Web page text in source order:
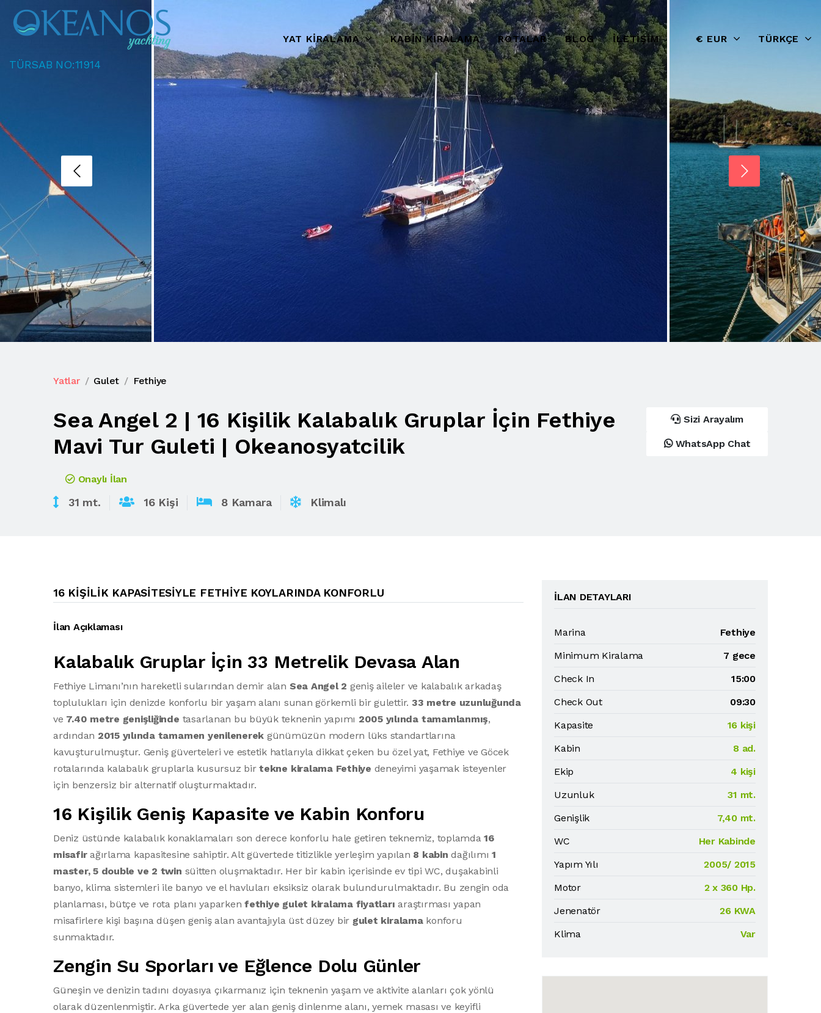
TÜRSAB NO:11914
YAT KIRALAMA KABIN KIRALAMA ROTALAR BLOG İLETIŞIM € EUR TÜRKÇE
Yatlar Gulet Fethiye
Sea Angel 2 | 16 Kişilik Kalabalık Gruplar İçin Fethiye
Mavi Tur Guleti | Okeanosyatcilik
Onaylı İlan
31 mt. 16 Kişi 8 Kamara Klimalı
Sizi Arayalım
WhatsApp Chat
16 KIŞILIK KAPASITESIYLE FETHIYE KOYLARINDA KONFORLU
İlan Açıklaması
Kalabalık Gruplar İçin 33 Metrelik Devasa Alan
Fethiye Limanı’nın hareketli sularından demir alan Sea Angel 2 geniş aileler ve kalabalık arkadaş
toplulukları için denizde konforlu bir yaşam alanı sunan görkemli bir gulettir. 33 metre uzunluğunda
ve 7.40 metre genişliğinde tasarlanan bu büyük teknenin yapımı 2005 yılında tamamlanmış,
ardından 2015 yılında tamamen yenilenerek günümüzün modern lüks standartlarına
kavuşturulmuştur. Geniş güverteleri ve estetik hatlarıyla dikkat çeken bu özel yat, Fethiye ve Göcek
rotalarında kalabalık gruplarla kusursuz birtekne kiralama Fethiye deneyimi yaşamak isteyenler
için benzersiz bir alternatif oluşturmaktadır.
16 Kişilik Geniş Kapasite ve Kabin Konforu
Deniz üstünde kalabalık konaklamaları son derece konforlu hale getiren teknemiz, toplamda16
misafirağırlama kapasitesine sahiptir. Alt güvertede titizlikle yerleşim yapılan 8 kabin dağılımı1
master, 5 double ve 2 twin süitten oluşmaktadır. Her bir kabin içerisinde ev tipi WC, duşakabinli
banyo, klima sistemleri ile banyo ve el havluları eksiksiz olarak bulundurulmaktadır. Bu zengin oda
planlaması, bütçe ve rota planı yaparkenfethiye gulet kiralama fiyatları araştırması yapan
misafirlere kişi başına düşen geniş alan avantajıyla üst düzey bir gulet kiralamakonforu
sunmaktadır.
Zengin Su Sporları ve Eğlence Dolu Günler
Güneşin ve denizin tadını doyasıya çıkarmanız için teknenin yaşam ve aktivite alanları çok yönlü
olarak düzenlenmiştir. Arka güvertede yer alan geniş dinlenme alanı, yemek masası ve keyifli
İLAN DETAYLARI
Marina
Fethiye
Minimum Kiralama
7 gece
Check In
15:00
Check Out
09:30
Kapasite
16 kişi
Kabin
8 ad.
Ekip
4 kişi
Uzunluk
31 mt.
Genişlik
7,40 mt.
WC
Her Kabinde
Yapım Yılı
2005/ 2015
Motor
2 x 360 Hp.
Jenenatör
26 KWA
Klima
Var